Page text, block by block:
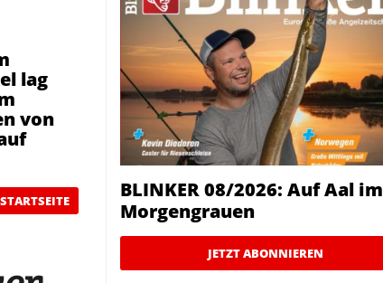
lag
von
BLINKER 08/2026: Auf Aal im
Morgengrauen
JETZT ABONNIEREN